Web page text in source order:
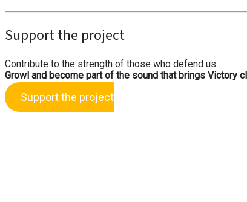
Support the project
Contribute to the strength of those who defend us.
Growl and become part of the sound that brings Victory
Support the project